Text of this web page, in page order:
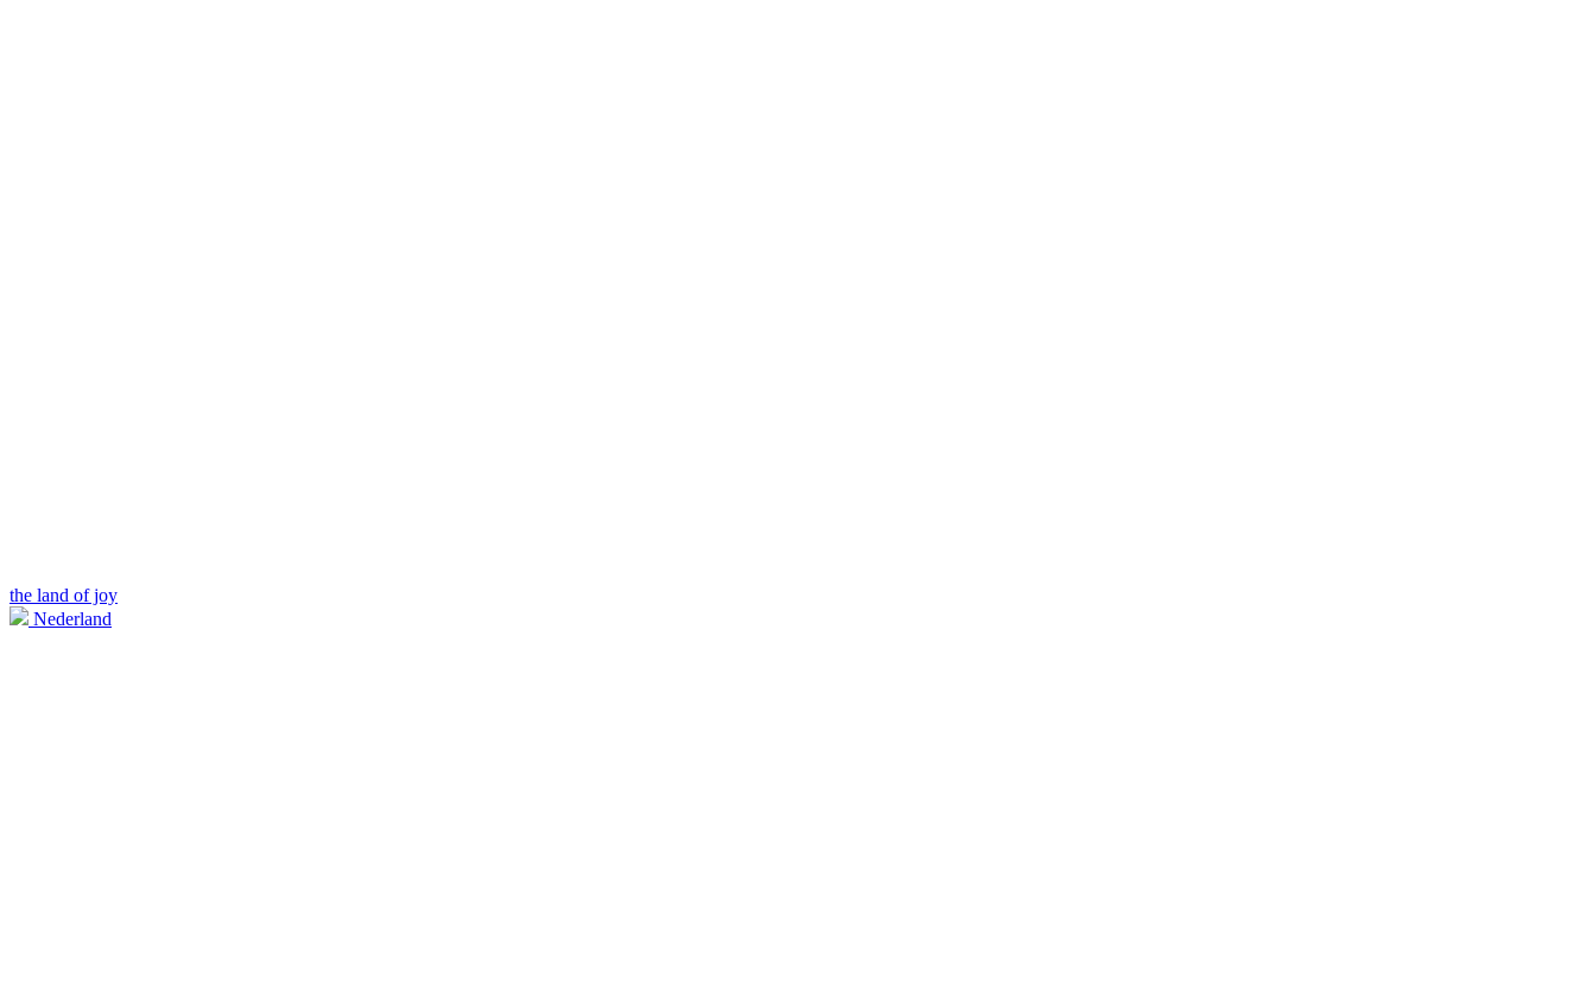
the land of joy
Nederland